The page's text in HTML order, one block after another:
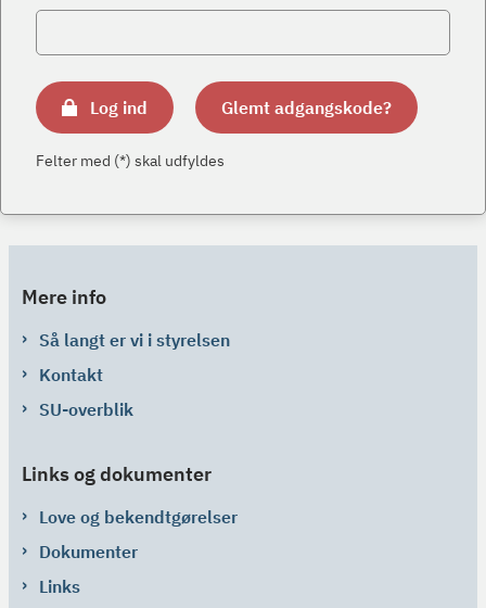
Log ind Glemt adgangskode?
Felter med (*) skal udfyldes
Mere info
Så langt er vi i styrelsen
Kontakt
SU-overblik
Links og dokumenter
Love og bekendtgørelser
Dokumenter
Links